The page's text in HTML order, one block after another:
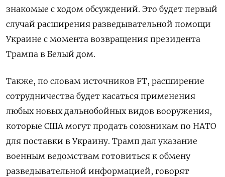
знакомые с ходом обсуждений. Это будет первый
случай расширения разведывательной помощи
Украине с момента возвращения президента
Трампа в Белый дом.
Также, по словам источников FT, расширение
сотрудничества будет касаться применения
любых новых дальнобойных видов вооружения,
которые США могут продать союзникам по НАТО
для поставки в Украину. Трамп дал указание
военным ведомствам готовиться к обмену
разведывательной информацией, говорят